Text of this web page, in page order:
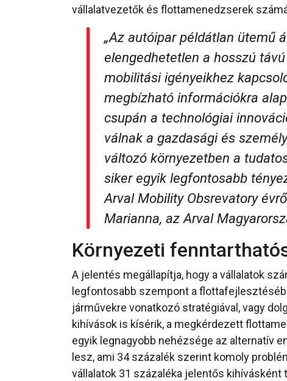
vállalatvezetők és flottamenedzserek
„Az autóipar példátlan ütemű
elengedhetetlen a hosszú
mobilitási igényeikhez
megbízható információkra
csupán a technológiai
válnak a gazdasági és
változó környezetben a
siker egyik legfontosabb
Arval Mobility Obsrevatory
Marianna, az Arval
Környezeti
A jelentés megállapítja, hogy a vállalatok
legfontosabb szempont a
járművekre vonatkozó stratégiával, vagy
kihívások is kísérik, a megkérdezett
egyik legnagyobb nehézsége az alternatív
lesz, ami 34 százalék szerint komoly
vállalatok 31 százaléka jelentős